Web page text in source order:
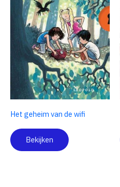
Het geheim van de wifi
Bekijken